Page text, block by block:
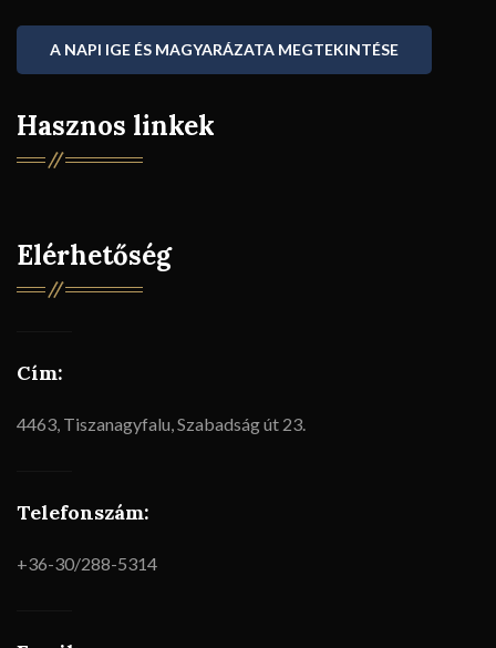
A NAPI IGE ÉS MAGYARÁZATA MEGTEKINTÉSE
Hasznos linkek
Elérhetőség
Cím:
4463, Tiszanagyfalu, Szabadság út 23.
Telefonszám:
+36-30/288-5314